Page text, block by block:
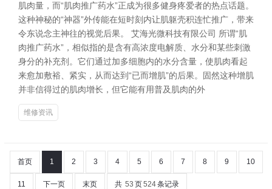
肌肉量，而“肌肉推广药水”正成为很多健身疼爱者的热点话题。
这种神秘的“神器”外传能在短时刻内让肌躯壳积连忙推广，带来
令东说念主神往的视觉后果。 艾海光微科技有限公司 所谓“肌
肉推广药水”，相似指的是含有高浓度电解质、水分和某些刺激
身分的补充剂。它们通过加多细胞内的水分含量，使肌肉看起
来愈加敷裕、紧实，从而达到“已而增肌”的后果。固然这种增肌
并非信得过的肌肉增长，但它能有用普及肌肉的外
维修资讯
首页 1 2 3 4 5 6 7 8 9 10
11 下一页 末页 共 53 页524条记录